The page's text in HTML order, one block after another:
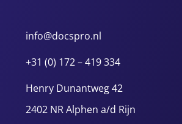
info@docspro.nl
+31 (0) 172 – 419 334
Henry Dunantweg 42
2402 NR Alphen a/d Rijn